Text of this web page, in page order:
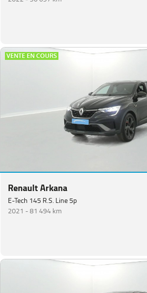
VENTE EN COURS
Renault Arkana
E-Tech 145 R.S. Line 5p
2021 -81 494 km